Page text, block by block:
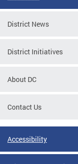
District News
District Initiatives
About DC
Contact Us
Accessibility